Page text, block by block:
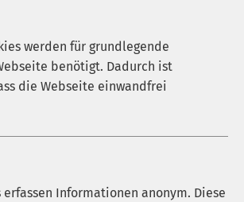
werden für grundlegende
benötigt. Dadurch ist
die Webseite einwandfrei
sgalinski
Informationen anonym. Diese
Lübeck -
Psychiatrie und
uns